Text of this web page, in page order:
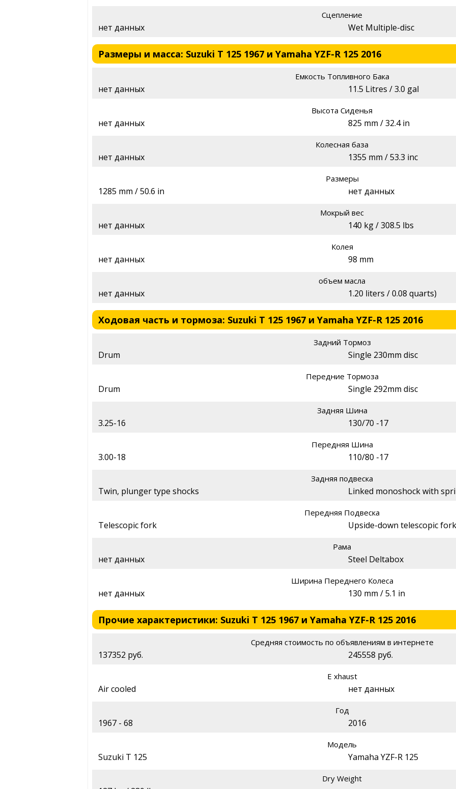
Сцепление
нет данных Wet Multiple-disc
Размеры и масса: Suzuki T 125 1967 и Yamaha YZF-R 125 2016
Емкость Топливного Бака
нет данных 11.5 Litres / 3.0 gal
Высота Сиденья
нет данных 825 mm / 32.4 in
Колесная база
нет данных 1355 mm / 53.3 inc
Размеры
1285 mm / 50.6 in нет данных
Мокрый вес
нет данных 140 kg / 308.5 lbs
Колея
нет данных 98 mm
объем масла
нет данных 1.20 liters / 0.08 quarts)
Ходовая часть и тормоза: Suzuki T 125 1967 и Yamaha YZF-R 125 2016
Задний Тормоз
Drum Single 230mm disc
Передние Тормоза
Drum Single 292mm disc
Задняя Шина
3.25-16 130/70 -17
Передняя Шина
3.00-18 110/80 -17
Задняя подвеска
Twin, plunger type shocks Linked monoshock with
Передняя Подвеска
Telescopic fork Upside-down telescopic
Рама
нет данных Steel Deltabox
Ширина Переднего Колеса
нет данных 130 mm / 5.1 in
Прочие характеристики: Suzuki T 125 1967 и Yamaha YZF-R 125 2016
Средняя стоимость по объявлениям в интернете
137352 руб. 245558 руб.
E xhaust
Air cooled нет данных
Год
1967 - 68 2016
Модель
Suzuki T 125 Yamaha YZF-R 125
Dry Weight